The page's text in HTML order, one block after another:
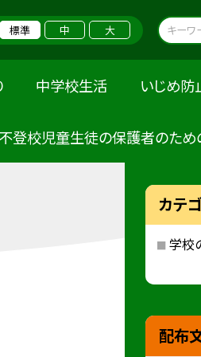
標準 中 大
中学校生活 いじめ
不登校児童生徒の保護者のため
カテ
学校
配布